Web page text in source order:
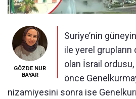
Sam'da pes pese patlamalar! Israil,
ve Savunma Bakanligi'ni vurdu
GÖZDE NUR
BAYAR
Suriye’nin
ile yerel grupların
olan İsrail ordusu,
önce
nizamiyesini sonra ise